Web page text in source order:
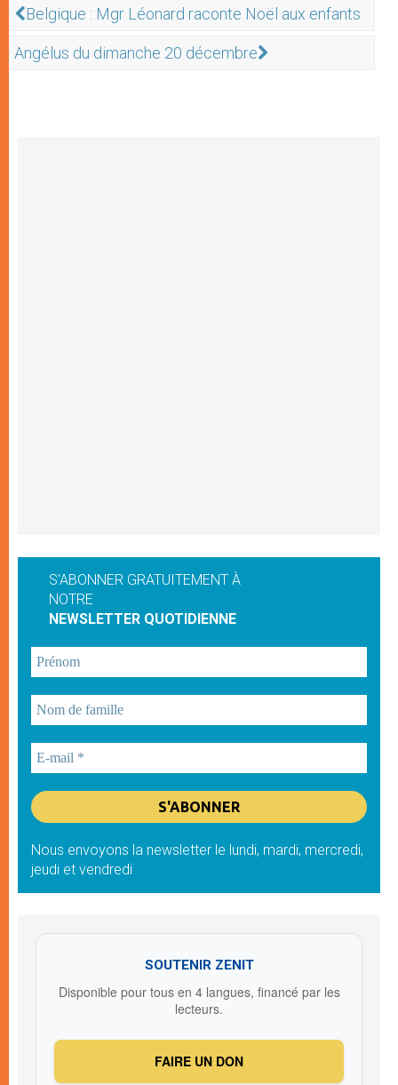
Belgique : Mgr Léonard raconte Noël aux enfants
Angélus du dimanche 20 décembre
S'ABONNER GRATUITEMENT À
NOTRE
NEWSLETTER QUOTIDIENNE
Nous envoyons la newsletter le lundi, mardi, mercredi,
jeudi et vendredi
SOUTENIR ZENIT
Disponible pour tous en 4 langues, financé par les
lecteurs.
FAIRE UN DON